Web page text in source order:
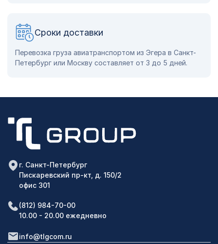
Сроки доставки
Перевозка груза авиатранспортом из Эгера в Санкт-
Петербург или Москву составляет от 3 до 5 дней.
г. Санкт-Петербург
Пискаревский пр-кт, д. 150/2
офис 301
(812) 984-70-00
10.00 - 20.00 ежедневно
info@tlgcom.ru